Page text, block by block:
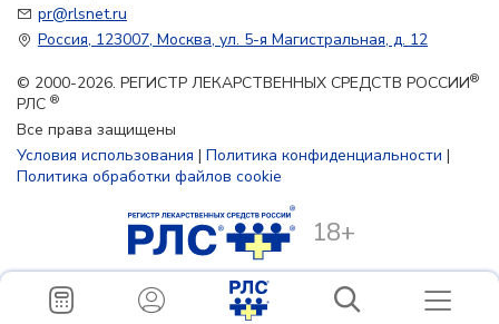
pr@rlsnet.ru
Россия, 123007, Москва, ул. 5-я Магистральная, д. 12
© 2000-2026. РЕГИСТР ЛЕКАРСТВЕННЫХ СРЕДСТВ РОССИИ®
РЛС ®
Все права защищены
Условия использования | Политика конфиденциальности |
Политика обработки файлов cookie
18+